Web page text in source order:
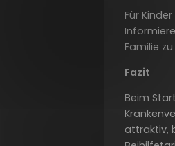
Für
Familie
Fazit
Beim
attraktiv,